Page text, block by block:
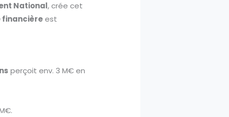
National, crée cet
financièreest
perçoit env. 3 M€ en